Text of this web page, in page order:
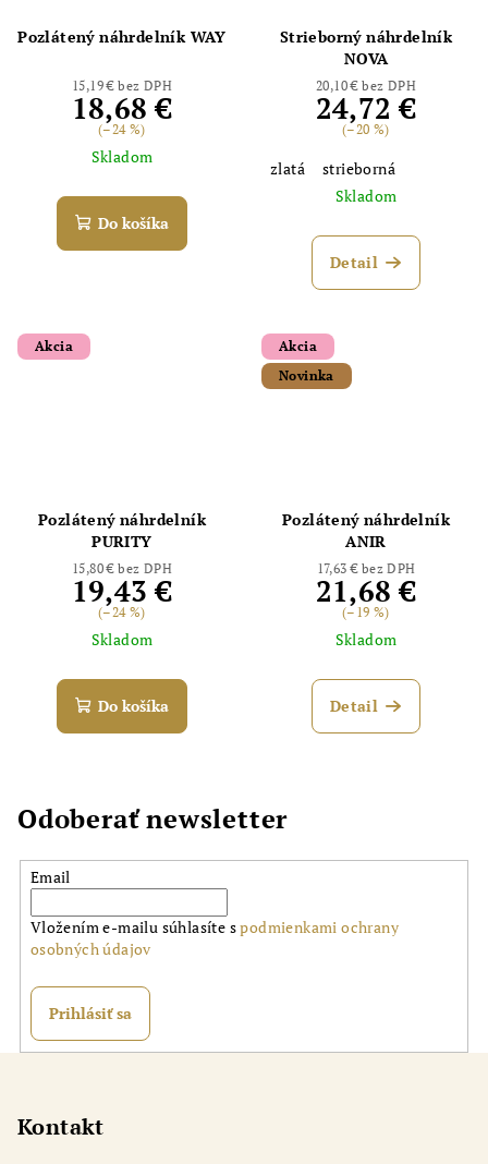
Pozlátený náhrdelník WAY
15,19 € bez DPH
18,68 €
(–24 %)
Skladom
Do košíka
Strieborný náhrdelník
NOVA
20,10 € bez DPH
24,72 €
(–20 %)
zlatá
strieborná
Skladom
Detail
Akcia
Pozlátený náhrdelník
PURITY
15,80 € bez DPH
19,43 €
(–24 %)
Skladom
Do košíka
Akcia
Novinka
Pozlátený náhrdelník
ANIR
17,63 € bez DPH
21,68 €
(–19 %)
Skladom
Detail
Odoberať newsletter
Email
Vložením e-mailu súhlasíte spodmienkami ochrany
osobných údajov
Prihlásiť sa
Kontakt
Odoslať